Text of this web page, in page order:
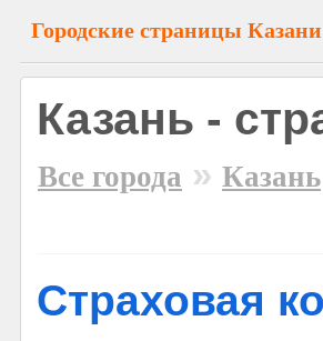
Городские страницы Казани
Казань -
Все города » Казань
Страховая